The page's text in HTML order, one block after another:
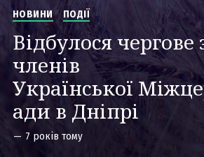
НОВИНИ ПОДІЇ
Відбулося чергове
членів
Української
ади в Дніпрі
— 7 років тому